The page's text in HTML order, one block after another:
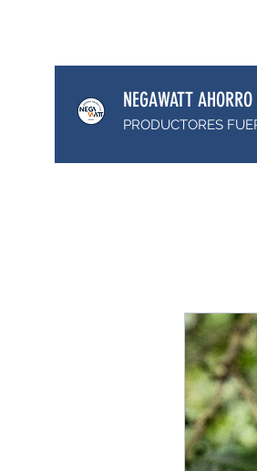
NEGAWATT
PRODUCTORES